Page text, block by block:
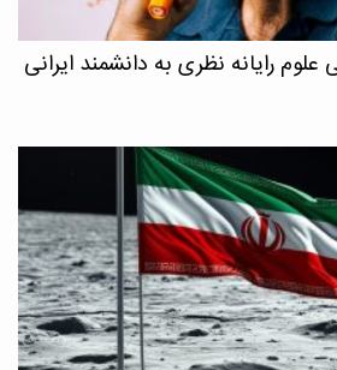
علوم رایانه نظری به دانشمند ایرانی